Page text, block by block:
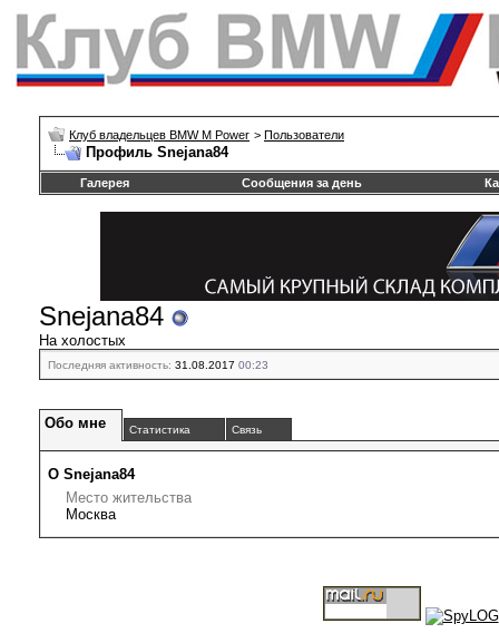
Клуб владельцев BMW M Power > Пользователи
Профиль Snejana84
Галерея Сообщения за день
Snejana84
На холостых
Последняя активность: 31.08.2017 00:23
Обо мне Статистика Связь
О Snejana84
Место жительства
Москва